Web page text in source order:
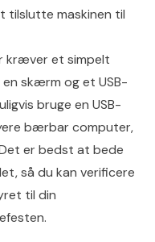
tilslutte maskinen til
kræver et simpelt
skærm og et USB-
bruge en USB-
bærbar computer,
er bedst at bede
så du kan verificere
til din